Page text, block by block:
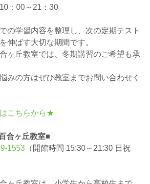
：00～21：30
の学習内容を整理し、次の定期テスト
伸ばす大切な期間です。
ヶ丘教室では、冬期講習のご希望も承
みの方はぜひ教室までお問い合わせく
こちらから★
合ヶ丘教室■
1553 （開館時間 15:30～21:30 日祝